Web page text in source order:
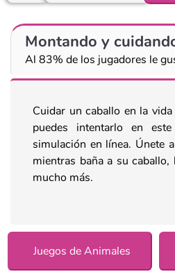
Montando y
Al 83% de los jugadores le
Cuidar un caballo en la
puedes intentarlo en
simulación en línea. Únete
mientras baña a su
mucho más.
Juegos de Animales